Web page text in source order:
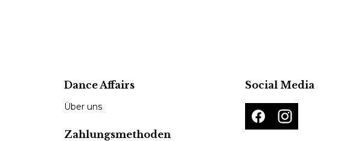
Dance Affairs
Über uns
Zahlungsmethoden
Social Media